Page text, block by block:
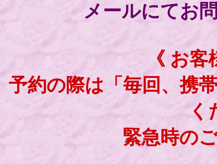
メールにてお
《 お
予約の際は「毎回、携
く
緊急時の